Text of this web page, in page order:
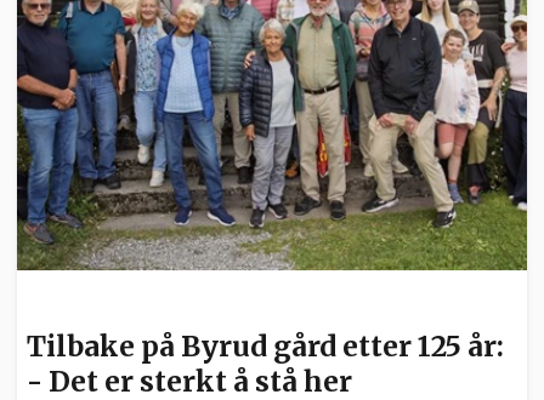
Tilbake på Byrud gård etter 125 år:
- Det er sterkt å stå her